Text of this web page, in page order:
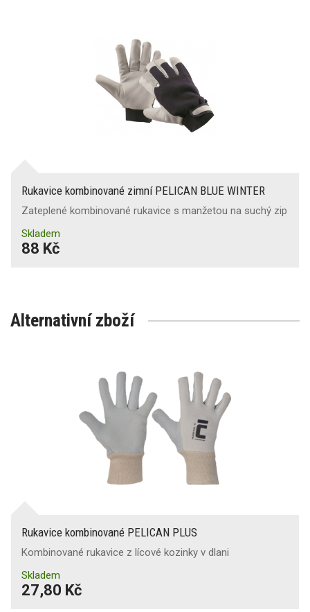
Rukavice kombinované zimní PELICAN BLUE WINTER
Zateplené kombinované rukavice s manžetou na suchý zip
Skladem
88 Kč
Alternativní zboží
Rukavice kombinované PELICAN PLUS
Kombinované rukavice z lícové kozinky v dlani
Skladem
27,80 Kč